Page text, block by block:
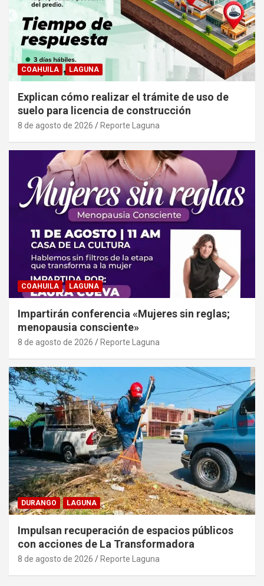
COAHUILA LAGUNA
Explican cómo realizar el trámite de uso de
suelo para licencia de construcción
8 de agosto de 2026 Reporte Laguna
COAHUILA LAGUNA
Impartirán conferencia «Mujeres sin reglas;
menopausia consciente»
8 de agosto de 2026 Reporte Laguna
DURANGO LAGUNA
Impulsan recuperación de espacios públicos
con acciones de La Transformadora
8 de agosto de 2026 Reporte Laguna